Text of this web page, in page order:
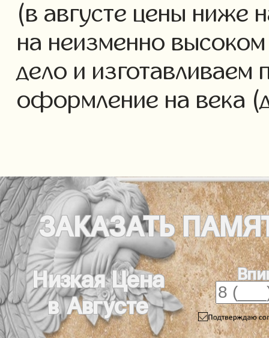
(в августе цены ниже
на неизменно
дело и изготавливаем
оформление на века
ЗАКАЗАТЬ
Низкая Цена
в Августе